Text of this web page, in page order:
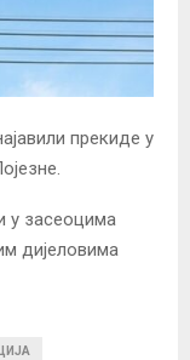
прекиде у
у засеоцима
дијеловима